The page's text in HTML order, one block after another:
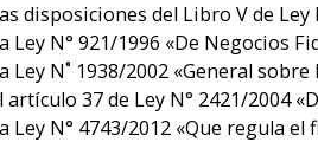
disposiciones del Libro V de
Ley N° 921/1996 «De Negocios
Ley N˚ 1938/2002 «General
artículo 37 de Ley N° 2421/2004
Ley N° 4743/2012 «Que regula